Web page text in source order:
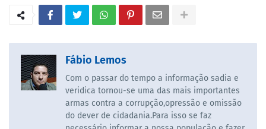
Fábio Lemos
Com o passar do tempo a informação sadia e
veridica tornou-se uma das mais importantes
armas contra a corrupção,opressão e omissão
do dever de cidadania.Para isso se faz